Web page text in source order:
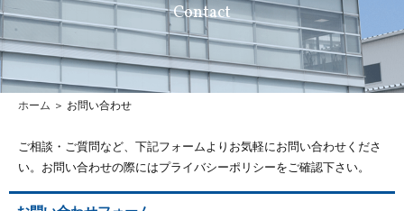
Contact
ホーム ＞ お問い合わせ
ご相談・ご質問など、下記フォームよりお気軽にお問い合わせくださ
い。お問い合わせの際にはプライバシーポリシーをご確認下さい。